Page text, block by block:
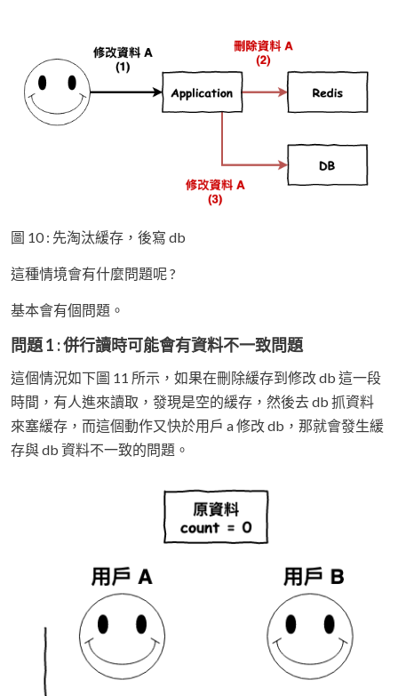
圖 10 : 先淘汰緩存，後寫 db
這種情境會有什麼問題呢 ?
基本會有個問題。
問題 1 : 併行讀時可能會有資料不一致問題
這個情況如下圖 11 所示，如果在刪除緩存到修改 db 這一段
時間，有人進來讀取，發現是空的緩存，然後去 db 抓資料
來塞緩存，而這個動作又快於用戶 a 修改 db，那就會發生緩
存與 db 資料不一致的問題。